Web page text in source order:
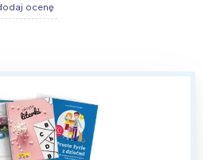
ocenę